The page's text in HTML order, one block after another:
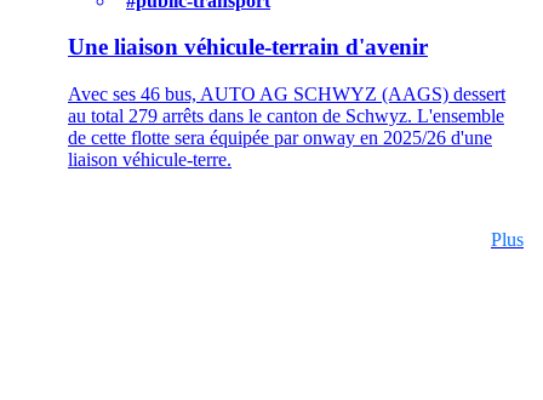
Une liaison véhicule-terrain d'avenir
Avec ses 46 bus, AUTO AG SCHWYZ (AAGS) dessert
au total 279 arrêts dans le canton de Schwyz. L'ensemble
de cette flotte sera équipée par onway en 2025/26 d'une
liaison véhicule-terre.
Plus